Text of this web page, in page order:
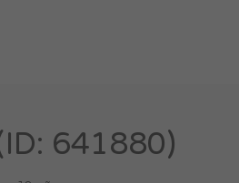
641880)